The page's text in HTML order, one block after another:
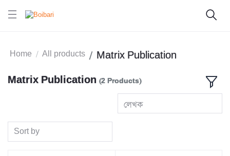
Home All products Matrix Publication
Matrix Publication (2 Products)
লেখক
Sort by